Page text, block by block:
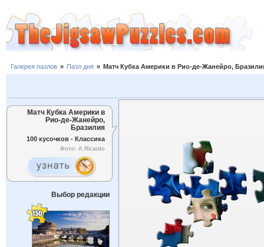
Галерея пазлов » Пазл дня » Матч Кубка Америки в Рио-де-Жанейро,
Матч Кубка Америки в
Рио-де-Жанейро,
Бразилия
100 кусочков - Классика
Фото: A.Ricardo
Выбор редакции